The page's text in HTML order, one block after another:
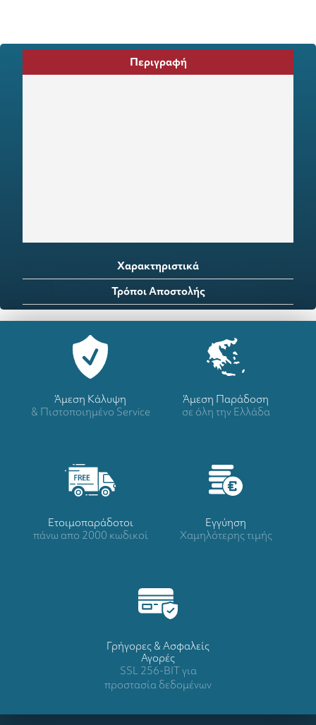
Περιγραφή
Χαρακτηριστικά
Τρόποι Αποστολής
Άμεση Κάλυψη
& Πιστοποιημένο Service
Άμεση Παράδοση
σε όλη την Ελλάδα
Ετοιμοπαράδοτοι
πάνω απο 2000 κωδικοί
Eγγύηση
Χαμηλότερης τιμής
Γρήγορες & Ασφαλείς
Αγορές
SSL 256-BIT για
προστασία δεδομένων